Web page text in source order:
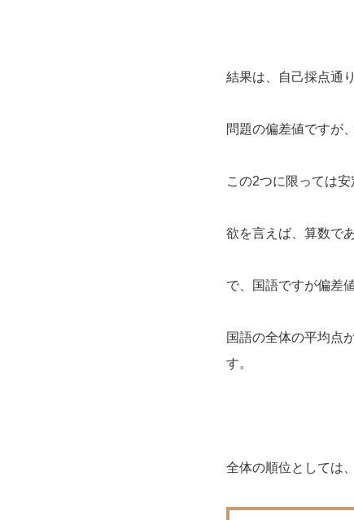
結果は、自己採点通
問題の偏差値ですが
この2つに限っては
欲を言えば、算数で
で、国語ですが偏差
国語の全体の平均点
す。
全体の順位としては、